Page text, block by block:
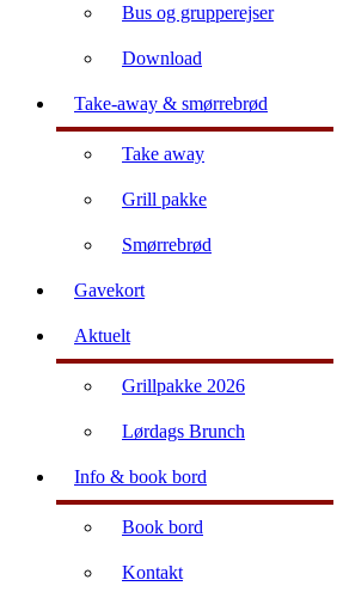
Bus og grupperejser
Download
Take-away & smørrebrød
Take away
Grill pakke
Smørrebrød
Gavekort
Aktuelt
Grillpakke 2026
Lørdags Brunch
Info & book bord
Book bord
Kontakt